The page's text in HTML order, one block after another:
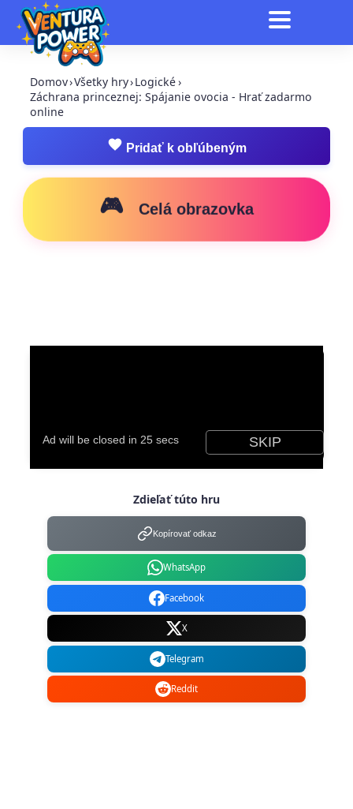
Domov›Všetky hry›Logické›
Záchrana princeznej: Spájanie ovocia - Hrať zadarmo
online
Pridať k obľúbeným
🎮 Celá obrazovka
Zdieľať túto hru
Kopírovať odkaz
WhatsApp
Facebook
X
Telegram
Reddit